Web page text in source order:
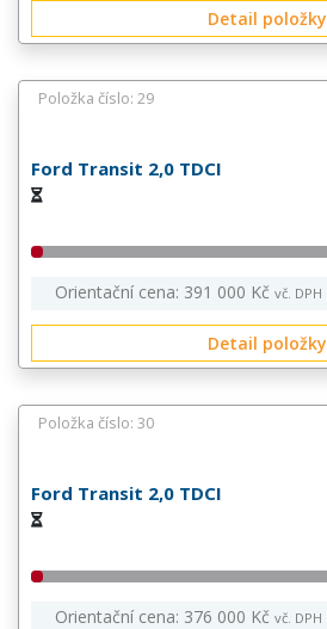
Detail položky
Položka číslo: 29
Ford Transit 2,0 TDCI
Orientační cena: 391 000 Kč vč. DPH
Detail položky
Položka číslo: 30
Ford Transit 2,0 TDCI
Orientační cena: 376 000 Kč vč. DPH